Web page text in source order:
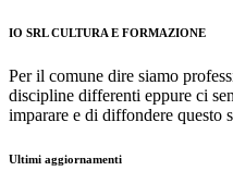
IO SRL CULTURA E FORMAZIONE
Per il comune dire siamo
discipline differenti eppure ci
imparare e di diffondere questo
Ultimi aggiornamenti